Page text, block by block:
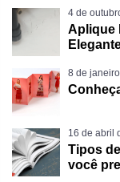
4 de
Aplique
8 de
16 de abril
Tipos
você